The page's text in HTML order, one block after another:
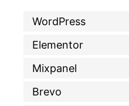
WordPress
Elementor
Mixpanel
Brevo